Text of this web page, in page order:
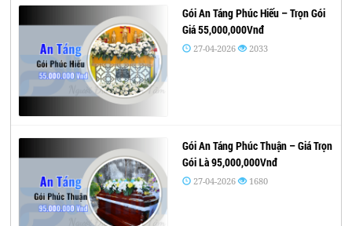
Gói An Táng Phúc Hiếu – Trọn Gói
Giá 55,000,000Vnđ
27-04-2026 2033
Gói An Táng Phúc Thuận – Giá Trọn
Gói Là 95,000,000Vnđ
27-04-2026 1680